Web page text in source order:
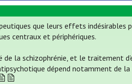
que leurs effets indésirables
centraux et périphériques.
la schizophrénie, et le traitement
dépend notamment de